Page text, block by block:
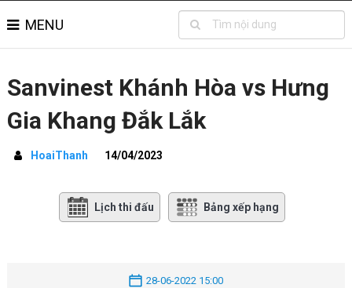
MENU
Sanvinest Khánh Hòa vs Hưng
Gia Khang Đắk Lắk
HoaiThanh 14/04/2023
Lịch thi đấu Bảng xếp hạng
28-06-2022 15:00